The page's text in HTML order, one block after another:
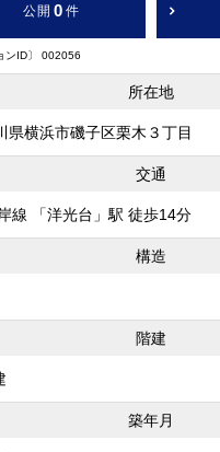
公開 0 件
ンID〕 002056
所在地
県横浜市磯子区栗木３丁目
交通
線 「洋光台」駅 徒歩14分
構造
階建
築年月